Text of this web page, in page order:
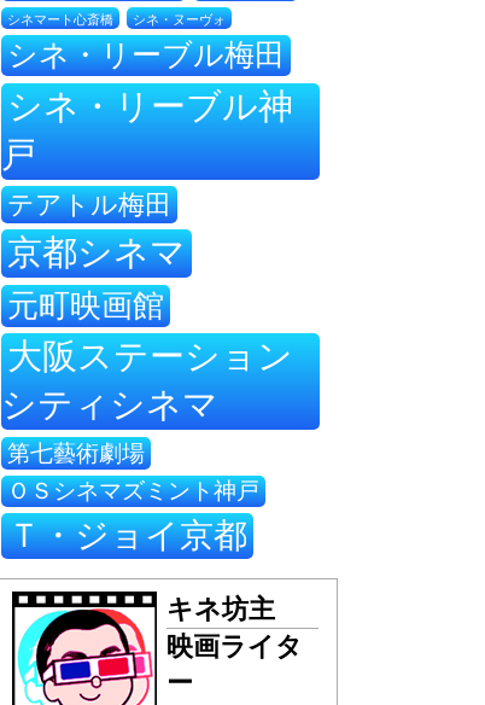
シネマート心斎橋 シネ・ヌーヴォ
シネ・リーブル梅田
シネ・リーブル神
戸
テアトル梅田
京都シネマ
元町映画館
大阪ステーション
シティシネマ
第七藝術劇場
ＯＳシネマズミント神戸
Ｔ・ジョイ京都
キネ坊主
映画ライタ
ー